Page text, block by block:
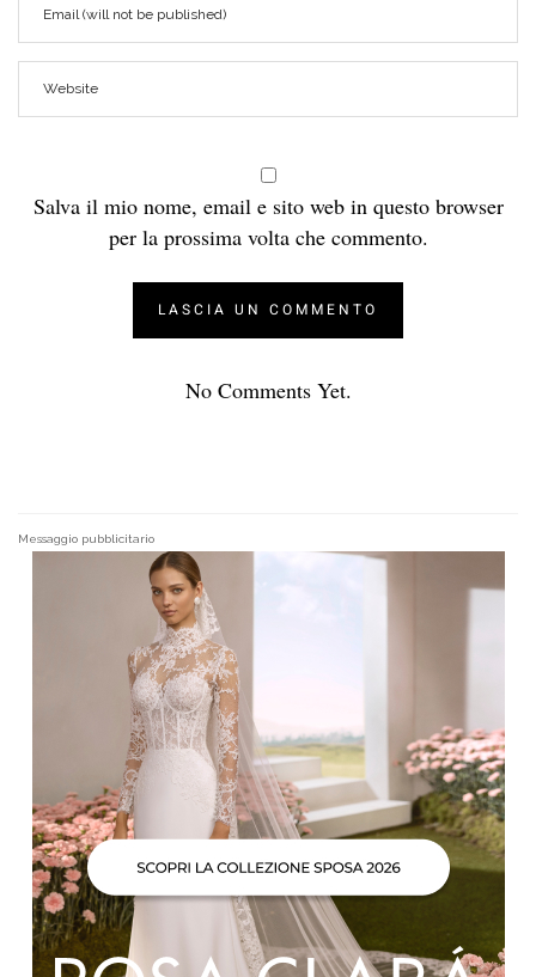
Salva il mio nome, email e sito web in questo browser
per la prossima volta che commento.
No Comments Yet.
Messaggio pubblicitario